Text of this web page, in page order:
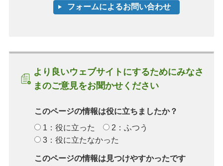
より良いウェブサイトにするためにみなさ
まのご意見をお聞かせください
このページの情報は役に立ちましたか？
1：役に立った
2：ふつう
3：役に立たなかった
このページの情報は見つけやすかったです